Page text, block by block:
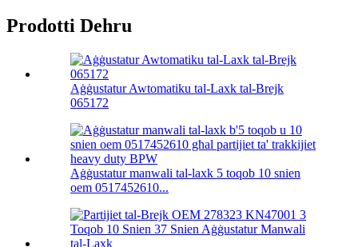
Prodotti Dehru
Aġġustatur Awtomatiku tal-Laxk tal-Brejk
065172
Aġġustatur manwali tal-laxk 5 toqob 10 snien
oem 0517452610...